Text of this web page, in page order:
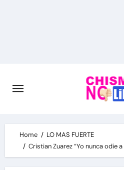
Home
LO MAS FUERTE
Cristian Zuarez “Yo nunca odie a